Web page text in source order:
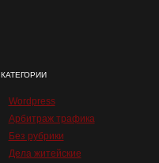
КАТЕГОРИИ
Wordpress
Арбитраж трафика
Без рубрики
Дела житейские